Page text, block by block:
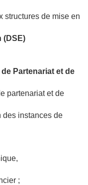
structures de mise en
(DSE)
Partenariat et de
partenariat et de
des instances de
;